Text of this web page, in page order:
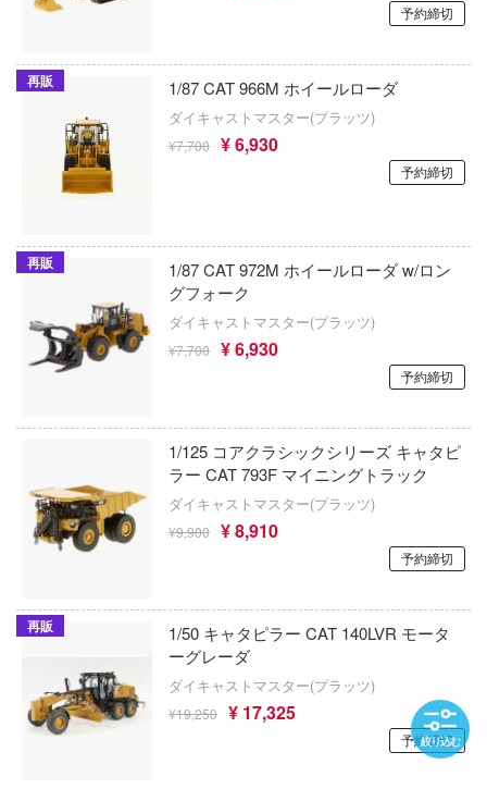
予約締切
再販 1/87 CAT 966M ホイールローダ
ダイキャストマスター(プラッツ)
¥7,700 ¥ 6,930
予約締切
再販
1/87 CAT 972M ホイールローダ w/ロン
グフォーク
ダイキャストマスター(プラッツ)
¥7,700 ¥ 6,930
予約締切
1/125 コアクラシックシリーズ キャタピ
ラー CAT 793F マイニングトラック
ダイキャストマスター(プラッツ)
¥9,900 ¥ 8,910
予約締切
再販
1/50 キャタピラー CAT 140LVR モータ
ーグレーダ
ダイキャストマスター(プラッツ)
¥19,250 ¥ 17,325
予約締切
ヨスガノソラ
ラブライブ！
らんま1/2
楽園追放
羅小黑戰記
陸上自衛隊07式戦車 なっちん
Re：ゼロから始める異世界生活
リトルアーモリー
リバース：1999
龍が如くシリーズ
ローゼンメイデン
RWBY (ルビー)
JUST TOYS
JTTツリー(プラッツ)
HOZAN(ホーザン)
JYKYS
SynQ Lab.
秋東精工
シップヤードワークス(VIC)
シャルマン
CCSTOYS
JLC(ビーバーコーポレーション)
GMUモデル(バウマン・ビーバーコーポ
ン)
GM
シモムラアレック(プラッツ) 絞り込む